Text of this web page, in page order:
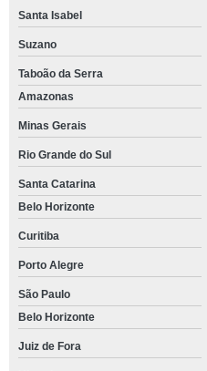
Santa Isabel
Suzano
Taboão da Serra
Amazonas
Minas Gerais
Rio Grande do Sul
Santa Catarina
Belo Horizonte
Curitiba
Porto Alegre
São Paulo
Belo Horizonte
Juiz de Fora